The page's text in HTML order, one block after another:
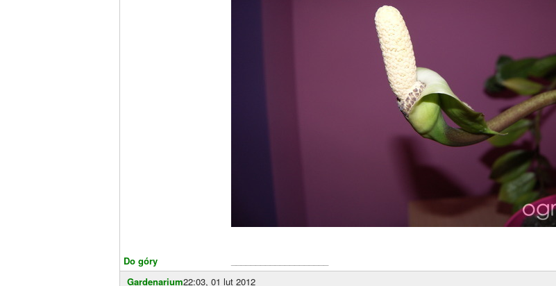
Do góry
Gardenarium22:03, 01 lut 2012